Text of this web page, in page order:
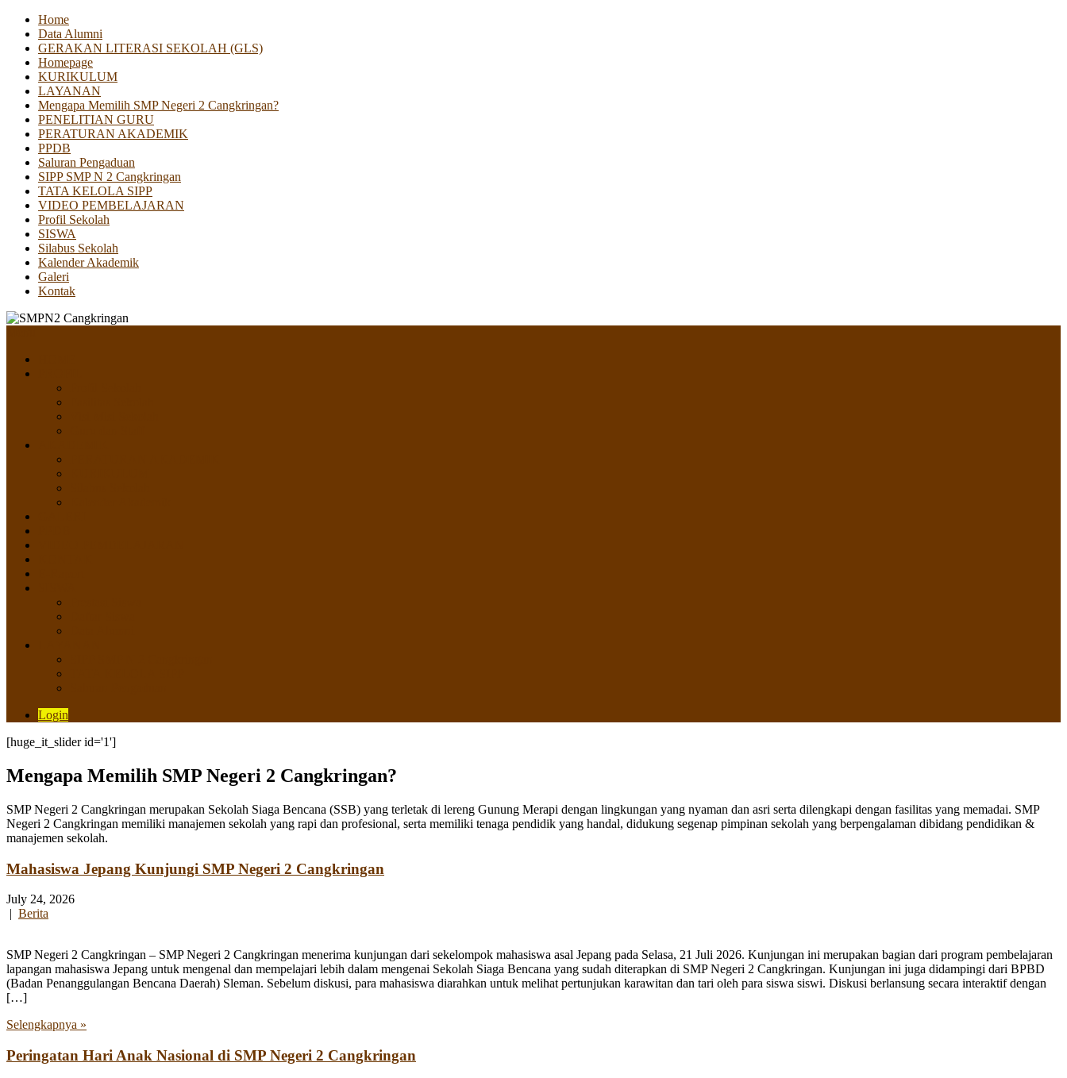
Home
Data Alumni
GERAKAN LITERASI SEKOLAH (GLS)
Homepage
KURIKULUM
LAYANAN
Mengapa Memilih SMP Negeri 2 Cangkringan?
PENELITIAN GURU
PERATURAN AKADEMIK
PPDB
Saluran Pengaduan
SIPP SMP N 2 Cangkringan
TATA KELOLA SIPP
VIDEO PEMBELAJARAN
Profil Sekolah
SISWA
Silabus Sekolah
Kalender Akademik
Galeri
Kontak
Login
[huge_it_slider id='1']
Mengapa Memilih SMP Negeri 2 Cangkringan?
SMP Negeri 2 Cangkringan merupakan Sekolah Siaga Bencana (SSB) yang terletak di lereng Gunung Merapi dengan lingkungan yang nyaman dan asri serta dilengkapi dengan fasilitas yang memadai. SMP
Negeri 2 Cangkringan memiliki manajemen sekolah yang rapi dan profesional, serta memiliki tenaga pendidik yang handal, didukung segenap pimpinan sekolah yang berpengalaman dibidang pendidikan &
manajemen sekolah.
Mahasiswa Jepang Kunjungi SMP Negeri 2 Cangkringan
July 24, 2026
| Berita
SMP Negeri 2 Cangkringan – SMP Negeri 2 Cangkringan menerima kunjungan dari sekelompok mahasiswa asal Jepang pada Selasa, 21 Juli 2026. Kunjungan ini merupakan bagian dari program pembelajaran
lapangan mahasiswa Jepang untuk mengenal dan mempelajari lebih dalam mengenai Sekolah Siaga Bencana yang sudah diterapkan di SMP Negeri 2 Cangkringan. Kunjungan ini juga didampingi dari BPBD
(Badan Penanggulangan Bencana Daerah) Sleman. Sebelum diskusi, para mahasiswa diarahkan untuk melihat pertunjukan karawitan dan tari oleh para siswa siswi. Diskusi berlansung secara interaktif dengan
[…]
Selengkapnya »
Peringatan Hari Anak Nasional di SMP Negeri 2 Cangkringan